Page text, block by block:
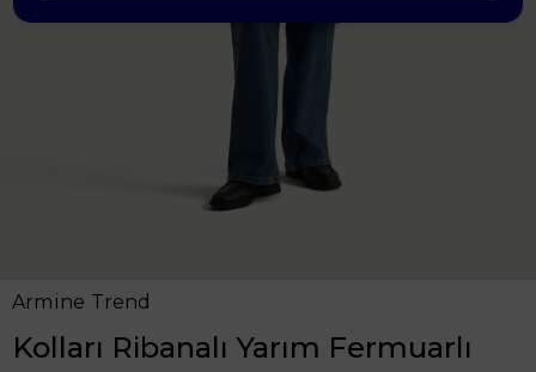
Armine Trend
Kolları Ribanalı Yarım Fermuarlı